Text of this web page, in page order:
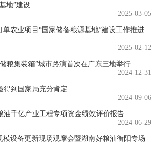
地”建设
2025-03-05
单农业项目“国家储备粮源基地”建设工作推进
2025-02-12
粮集装箱”城市路演首次在广东三地举行
2024-12-31
得到国家局充分肯定
2024-09-06
油千亿产业工程专项资金绩效评价报告
2024-06-29
模设备更新现场观摩会暨湖南好粮油衡阳专场